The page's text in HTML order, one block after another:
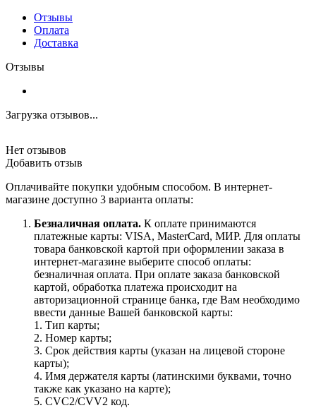
Отзывы
Оплата
Доставка
Отзывы
Загрузка отзывов...
Нет отзывов
Добавить отзыв
Оплачивайте покупки удобным способом. В интернет-
магазине доступно 3 варианта оплаты:
Безналичная оплата. К оплате принимаются
платежные карты: VISA, MasterCard, МИР. Для оплаты
товара банковской картой при оформлении заказа в
интернет-магазине выберите способ оплаты:
безналичная оплата. При оплате заказа банковской
картой, обработка платежа происходит на
авторизационной странице банка, где Вам необходимо
ввести данные Вашей банковской карты:
1. Тип карты;
2. Номер карты;
3. Срок действия карты (указан на лицевой стороне
карты);
4. Имя держателя карты (латинскими буквами, точно
также как указано на карте);
5. CVC2/CVV2 код.